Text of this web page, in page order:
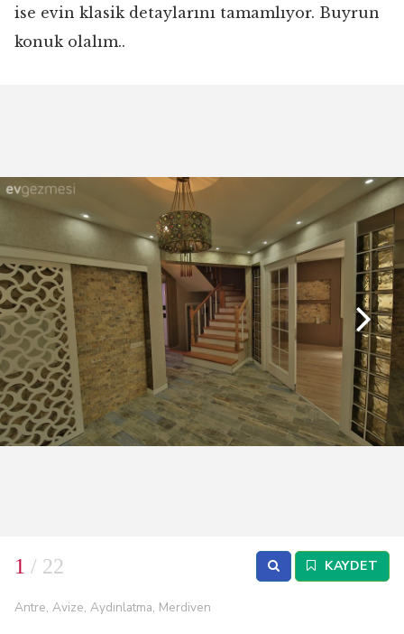
ise evin klasik detaylarını tamamlıyor. Buyrun
konuk olalım..
1 / 22 KAYDET
Antre, Avize, Aydınlatma, Merdiven